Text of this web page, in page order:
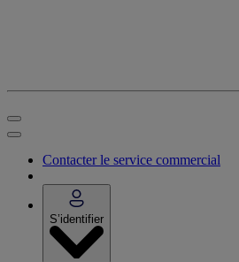
Contacter le service commercial
S’identifier